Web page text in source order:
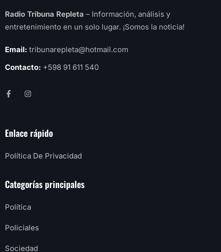
Radio Tribuna Repleta – Información, análisis y
entretenimiento en un solo lugar. ¡Somos la noticia!
Email: tribunarepleta@hotmail.com
Contacto: +598 91 611 540
Enlace rápido
Política De Privacidad
Categorías principales
Política
Policiales
Sociedad